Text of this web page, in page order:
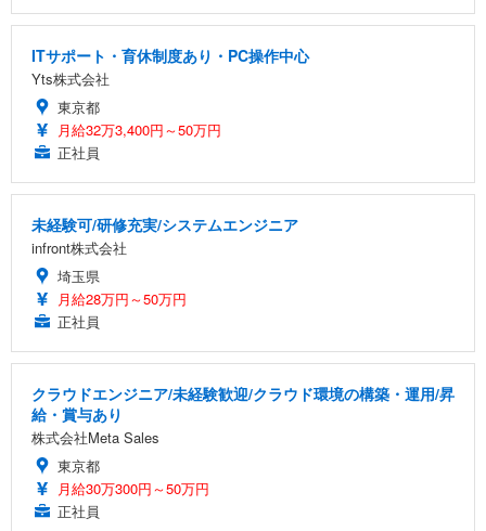
ITサポート・育休制度あり・PC操作中心
Yts株式会社
東京都
月給32万3,400円～50万円
正社員
未経験可/研修充実/システムエンジニア
infront株式会社
埼玉県
月給28万円～50万円
正社員
クラウドエンジニア/未経験歓迎/クラウド環境の構築・運用/昇
給・賞与あり
株式会社Meta Sales
東京都
月給30万300円～50万円
正社員